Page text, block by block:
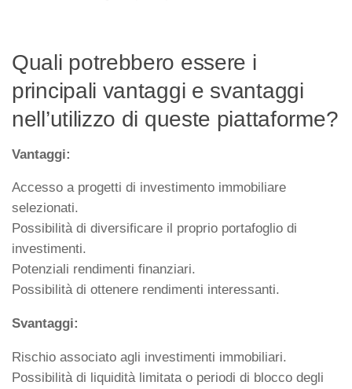
Quali potrebbero essere i
principali vantaggi e svantaggi
nell’utilizzo di queste piattaforme?
Vantaggi:
Accesso a progetti di investimento immobiliare
selezionati.
Possibilità di diversificare il proprio portafoglio di
investimenti.
Potenziali rendimenti finanziari.
Possibilità di ottenere rendimenti interessanti.
Svantaggi:
Rischio associato agli investimenti immobiliari.
Possibilità di liquidità limitata o periodi di blocco degli